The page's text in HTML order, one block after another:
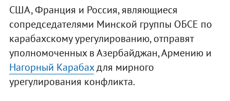
США, Франция и Россия, являющиеся
сопредседателями Минской группы ОБСЕ по
карабахскому урегулированию, отправят
уполномоченных в Азербайджан, Армению и
Нагорный Карабахдля мирного
урегулирования конфликта.